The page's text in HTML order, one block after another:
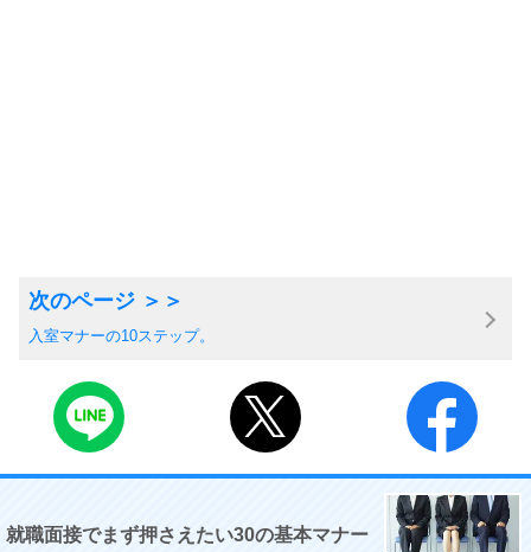
入室マナーの10ステップ。
就職面接でまず押さえたい30の基本マナー